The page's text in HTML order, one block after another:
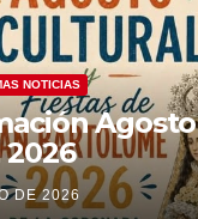
NOTICIAS
Agosto
DE 2026